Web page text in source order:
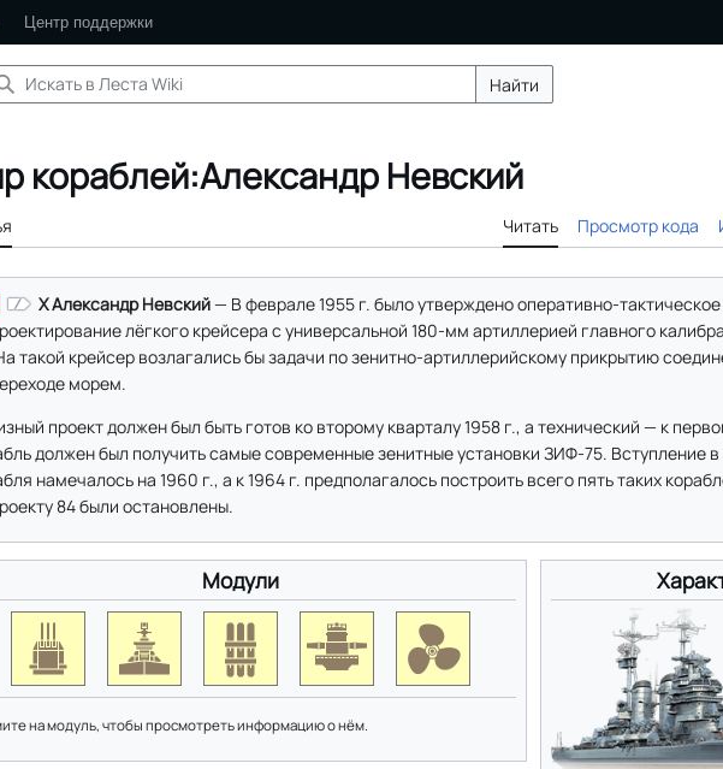
Центр поддержки
Найти
кораблей:Александр Невский
Читать Просмотр кода
X Александр Невский— В феврале 1955 г. было утверждено оперативно-
лёгкого крейсера с универсальной 180-мм артиллерией главного
такой крейсер возлагались бы задачи по зенитно-артиллерийскому прикрытию
морем.
проект должен был быть готов ко второму кварталу 1958 г., а технический — к
должен был получить самые современные зенитные установки ЗИФ-75. Вступление в
намечалось на 1960 г., а к 1964 г. предполагалось построить всего пять таких
84 были остановлены.
Модули
на модуль, чтобы просмотреть информацию о нём.